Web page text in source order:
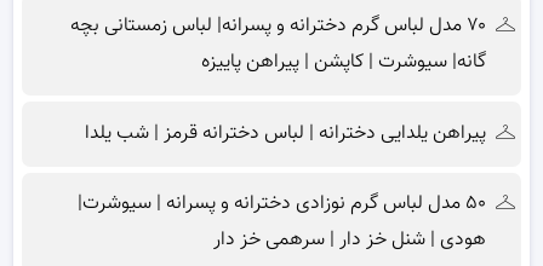
۷۰ مدل لباس گرم دخترانه و پسرانه| لباس زمستانی بچه
گانه| سیوشرت | کاپشن | پیراهن پاییزه
پیراهن یلدایی دخترانه | لباس دخترانه قرمز | شب یلدا
۵۰ مدل لباس گرم نوزادی دخترانه و پسرانه | سیوشرت|
هودی | شنل خز دار | سرهمی خز دار